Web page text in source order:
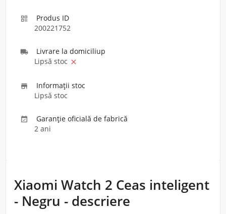

Produs ID
200221752
 Livrare la domiciliup
Lipsă stoc 

Informaţii stoc
Lipsă stoc

Garanție oficială de fabrică
2 ani
Xiaomi Watch 2 Ceas inteligent
- Negru - descriere